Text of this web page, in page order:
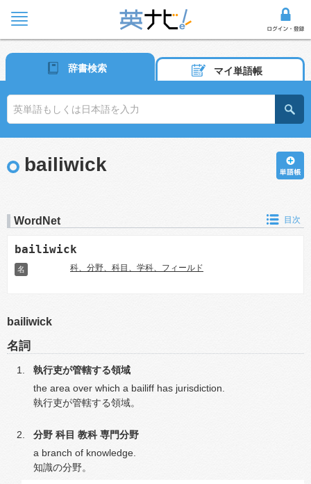
辞書検索 マイ単語帳
bailiwick
WordNet 目次
bailiwick
名 科、分野、科目、学科、フィールド
bailiwick
名詞
執行吏が管轄する領域
the area over which a bailiff has jurisdiction.
執行吏が管轄する領域。
分野 科目 教科 専門分野
a branch of knowledge.
知識の分野。